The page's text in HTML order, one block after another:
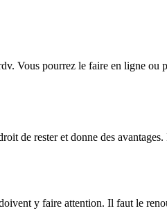
Vous pourrez le faire en ligne ou
de rester et donne des
y faire attention. Il faut le